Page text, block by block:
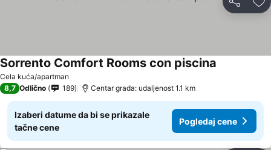
Deli
Cela kuća/apartman
Sorrento Comfort Rooms con piscina
8,7 Odlično 189 Centar grada: udaljenost 1.1 km
Izaberi datume da bi se prikazale
tačne cene
Pogledaj cene